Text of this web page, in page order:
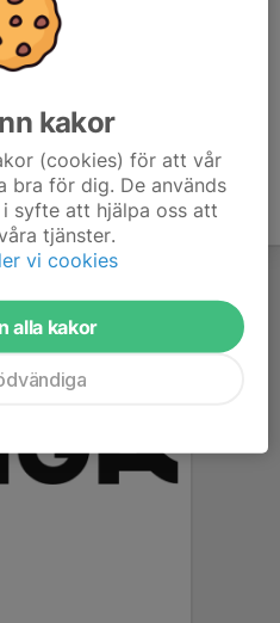
kakor
(cookies) för att vår
bra för dig. De används
syfte att hjälpa oss att
tjänster.
vi cookies
alla kakor